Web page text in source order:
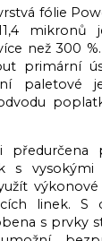
fólie
mikronů
než 300
primární
paletové
s
linek. S
s prvky